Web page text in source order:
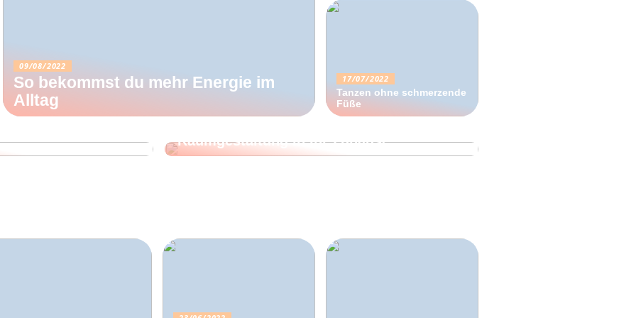
09/08/2022
So bekommst du mehr Energie im
Alltag
17/07/2022
Tanzen ohne schmerzende
Füße
Raumgestaltung in Ihr Zuhause